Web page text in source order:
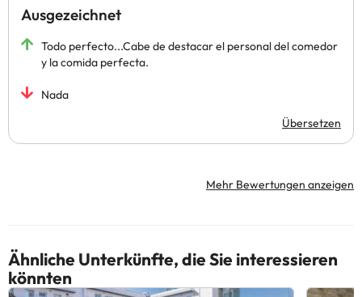
Ausgezeichnet
Todo perfecto...Cabe de destacar el personal del comedor
y la comida perfecta.
Nada
Übersetzen
Mehr Bewertungen anzeigen
Ähnliche Unterkünfte, die Sie interessieren
könnten